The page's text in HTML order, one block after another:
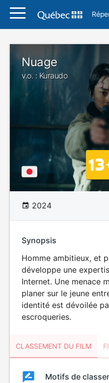
Nuage
v.o. : Kuraudo
2024
Synopsis
Homme ambitieux, et
développe une
Internet. Une menace
planer sur le jeune
identité est dévoilée
escroqueries.
CLASSEMENT DU FILM
ClassementClassement
Motifs de